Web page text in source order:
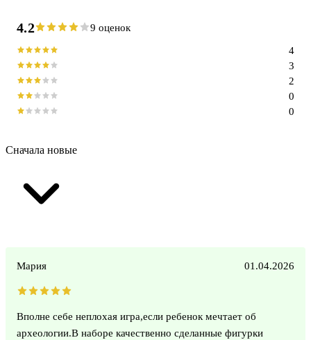
4.2 9 оценок
0
0
2
3
4
Сначала новые
Мария 01.04.2026
Вполне себе неплохая игра,если ребенок мечтает об
археологии.В наборе качественно сделанные фигурки